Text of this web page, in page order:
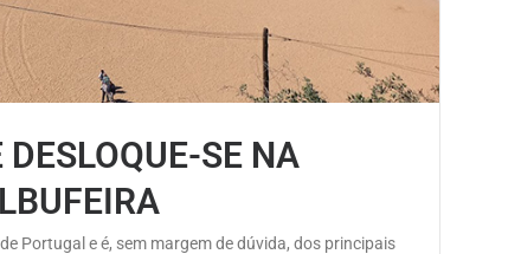
SE NA
Portugal e é, sem margem de dúvida, dos principais